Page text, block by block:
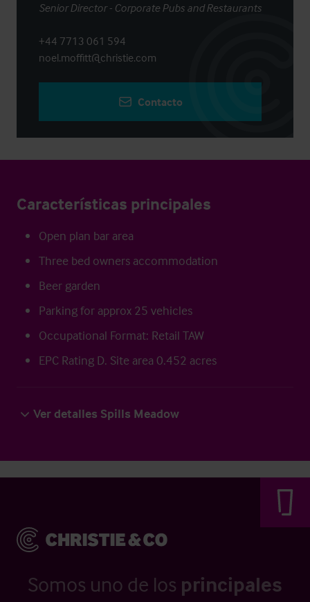
Senior Director - Corporate Pubs and Restaurants
+44 7713 061 594
noel.moffitt@christie.com
Contacto
Características principales
Open plan bar area
Three bed owners accommodation
Beer garden
Parking for approx 25 vehicles
Occupational Format: Retail TAW
EPC Rating D. Site area 0.452 acres
Ver detalles Spills Meadow
Somos uno de los principales